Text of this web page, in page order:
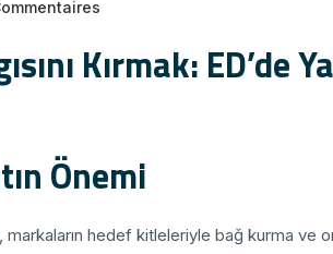
Kırmak: ED’de
Önemi
hedef kitleleriyle bağ kurma ve